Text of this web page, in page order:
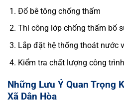
Đổ bê tông chống thấm
Thi công lớp chống thấm bổ
Lắp đặt hệ thống thoát nước
Kiểm tra chất lượng công trình
Những Lưu Ý Quan Trọng
Xã Dân Hòa